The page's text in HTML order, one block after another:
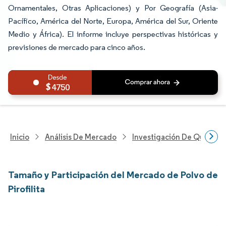
Ornamentales, Otras Aplicaciones) y Por Geografía (Asia-
Pacífico, América del Norte, Europa, América del Sur, Oriente
Medio y África). El informe incluye perspectivas históricas y
previsiones de mercado para cinco años.
4750
Inicio Análisis De Mercado Investigación De
Tamaño y Participación del Mercado de Polvo de
Pirofilita